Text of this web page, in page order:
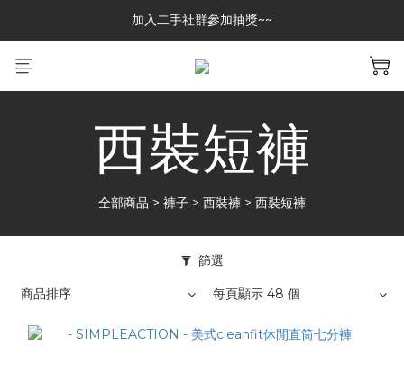
加入二手社群參加抽獎~~
加入二手社群參加抽獎~~
GREASE CLUB 已上架!!限時優惠中
西裝短褲
全部商品 > 褲子 > 西裝褲 > 西裝短褲
篩選
商品排序 每頁顯示 48 個